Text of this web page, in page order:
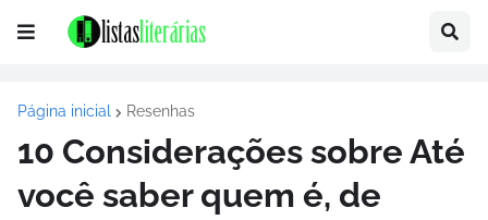
Página inicial Resenhas
10 Considerações sobre Até
você saber quem é, de